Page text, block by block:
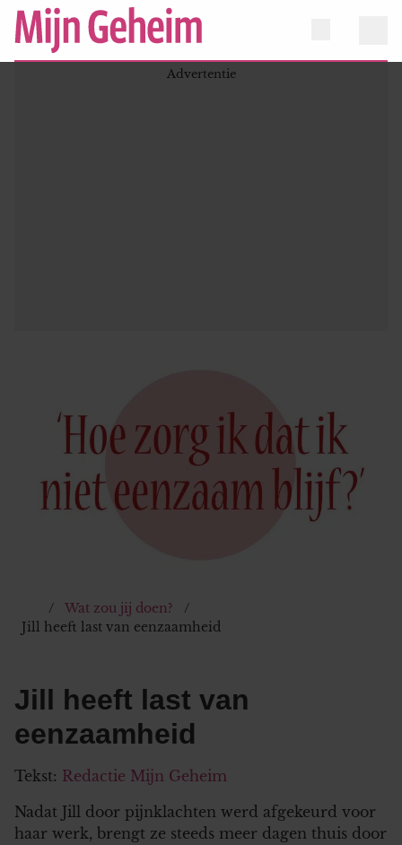
Wat zou jij doen?
Jill heeft last van eenzaamheid
Jill heeft last van
eenzaamheid
Tekst: Redactie Mijn Geheim
Nadat Jill door pijnklachten werd afgekeurd voor
haar werk, brengt ze steeds meer dagen thuis door